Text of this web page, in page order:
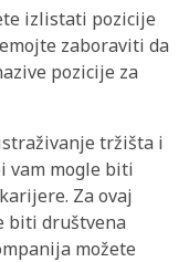
izlistati pozicije
zaboraviti da
pozicije za
tržišta i
vam mogle biti
Za ovaj
biti društvena
možete